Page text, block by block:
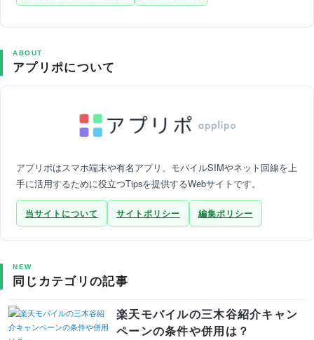
ABOUT
アプリポについて
アプリポはスマホ端末や有名アプリ、モバイルSIMやネット回線を上
手に活用するために役立つTipsを提供するWebサイトです。
当サイトについて サイトポリシー 編集ポリシー
NEW
同じカテゴリの記事
楽天モバイルの三木谷紹介キャン
ペーンの条件や併用は？